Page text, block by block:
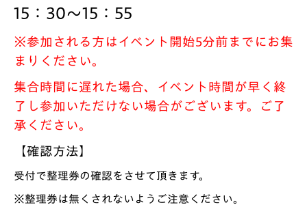
15：30～15：55
※参加される方はイベント開始5分前までにお集
まりください。
集合時間に遅れた場合、イベント時間が早く終
了し参加いただけない場合がございます。ご了
承ください。
【確認方法】
受付で整理券の確認をさせて頂きます。
※整理券は無くされないようご注意ください。